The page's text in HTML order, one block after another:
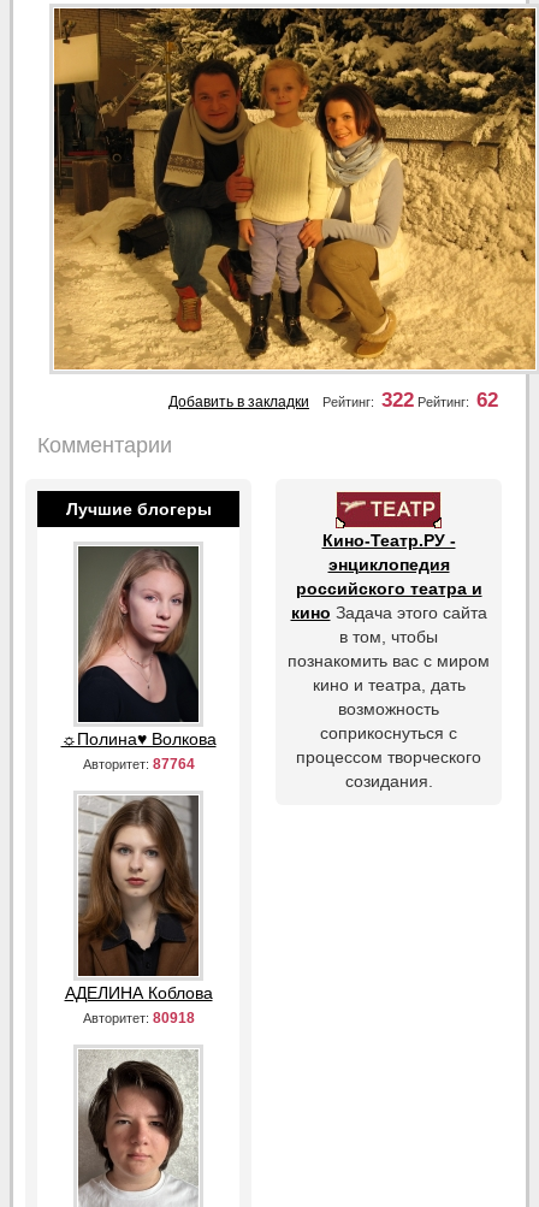
Рейтинг: 62
Рейтинг: 322
Добавить в закладки
Комментарии
Лучшие блогеры
☼Полина♥ Волкова
Авторитет: 87764
АДЕЛИНА Коблова
Авторитет: 80918
Кино-Театр.РУ -
энциклопедия
российского театра и
кино Задача этого сайта
в том, чтобы
познакомить вас с миром
кино и театра, дать
возможность
соприкоснуться с
процессом творческого
созидания.